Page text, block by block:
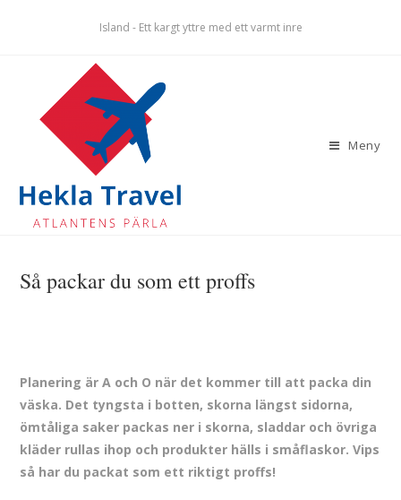
Island - Ett kargt yttre med ett varmt inre
Meny
Så packar du som ett proffs
Planering är A och O när det kommer till att packa din
väska. Det tyngsta i botten, skorna längst sidorna,
ömtåliga saker packas ner i skorna, sladdar och övriga
kläder rullas ihop och produkter hälls i småflaskor. Vips
så har du packat som ett riktigt proffs!